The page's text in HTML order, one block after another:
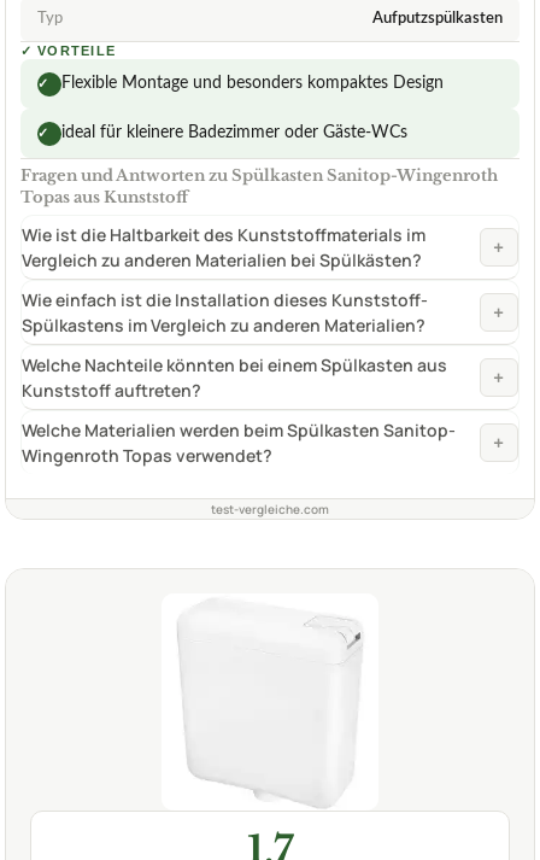
Typ Aufputzspülkasten
✓ VORTEILE
✓ Flexible Montage und besonders kompaktes Design
✓ ideal für kleinere Badezimmer oder Gäste-WCs
Fragen und Antworten zu Spülkasten Sanitop-Wingenroth
Topas aus Kunststoff
Wie ist die Haltbarkeit des Kunststoffmaterials im
Vergleich zu anderen Materialien bei Spülkästen?
+
Wie einfach ist die Installation dieses Kunststoff-
Spülkastens im Vergleich zu anderen Materialien?
+
Welche Nachteile könnten bei einem Spülkasten aus
Kunststoff auftreten?
+
Welche Materialien werden beim Spülkasten Sanitop-
Wingenroth Topas verwendet?
+
test-vergleiche.com
1,7